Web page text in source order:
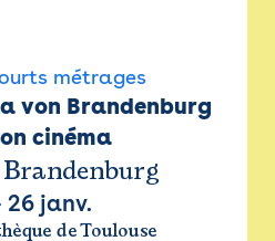
métrages
von Brandenburg
cinéma
26 janv.
de Toulouse